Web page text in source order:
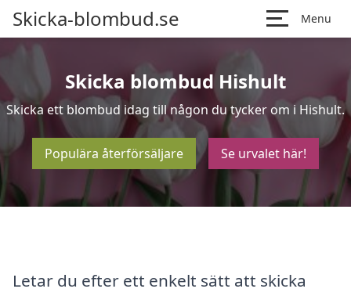
Skicka-blombud.se Menu
Skicka blombud Hishult
Skicka ett blombud idag till någon du tycker om i Hishult.
Populära återförsäljare Se urvalet här!
Letar du efter ett enkelt sätt att skicka